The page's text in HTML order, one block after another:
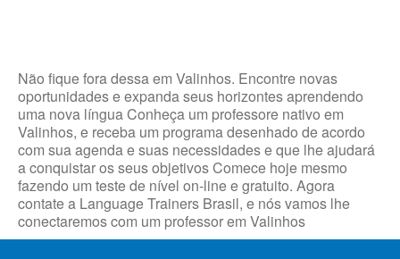
Não fique fora dessa em Valinhos. Encontre novas
oportunidades e expanda seus horizontes aprendendo
uma nova língua Conheça um professore nativo em
Valinhos, e receba um programa desenhado de acordo
com sua agenda e suas necessidades e que lhe ajudará
a conquistar os seus objetivos Comece hoje mesmo
fazendo um teste de nível on-line e gratuito. Agora
contate a Language Trainers Brasil, e nós vamos lhe
conectaremos com um professor em Valinhos